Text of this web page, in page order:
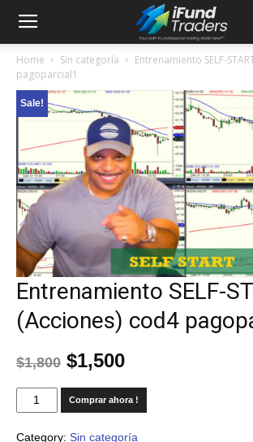
Home Sin categoría
Entrenamiento SELF-
pagoparcial1
Sale!
Entrenamiento SELF-
(Acciones) cod4
$1,800 $1,500
Comprar ahora !
Category: Sin categoría